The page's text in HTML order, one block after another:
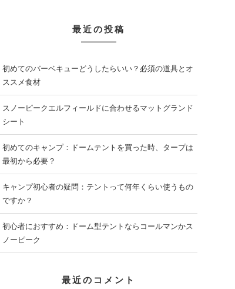
最近の投稿
初めてのバーベキューどうしたらいい？必須の道具とオ
ススメ食材
スノーピークエルフィールドに合わせるマットグランド
シート
初めてのキャンプ：ドームテントを買った時、タープは
最初から必要？
キャンプ初心者の疑問：テントって何年くらい使うもの
ですか？
初心者におすすめ：ドーム型テントならコールマンかス
ノーピーク
最近のコメント